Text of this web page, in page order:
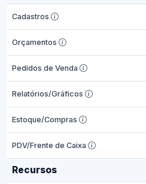
Cadastros
Orçamentos
Pedidos de Venda
Relatórios/Gráficos
Estoque/Compras
PDV/Frente de Caixa
Recursos